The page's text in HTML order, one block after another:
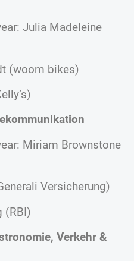
Julia Madeleine
(woom bikes)
Miriam Brownstone
Versicherung)
(RBI)
Verkehr &